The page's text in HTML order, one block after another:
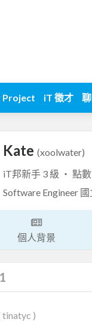
Project iT 徵才
Kate (xoolwater)
iT邦新手 3 級 ‧ 點數
Software Engineer
個人背景
1
tinatyc )